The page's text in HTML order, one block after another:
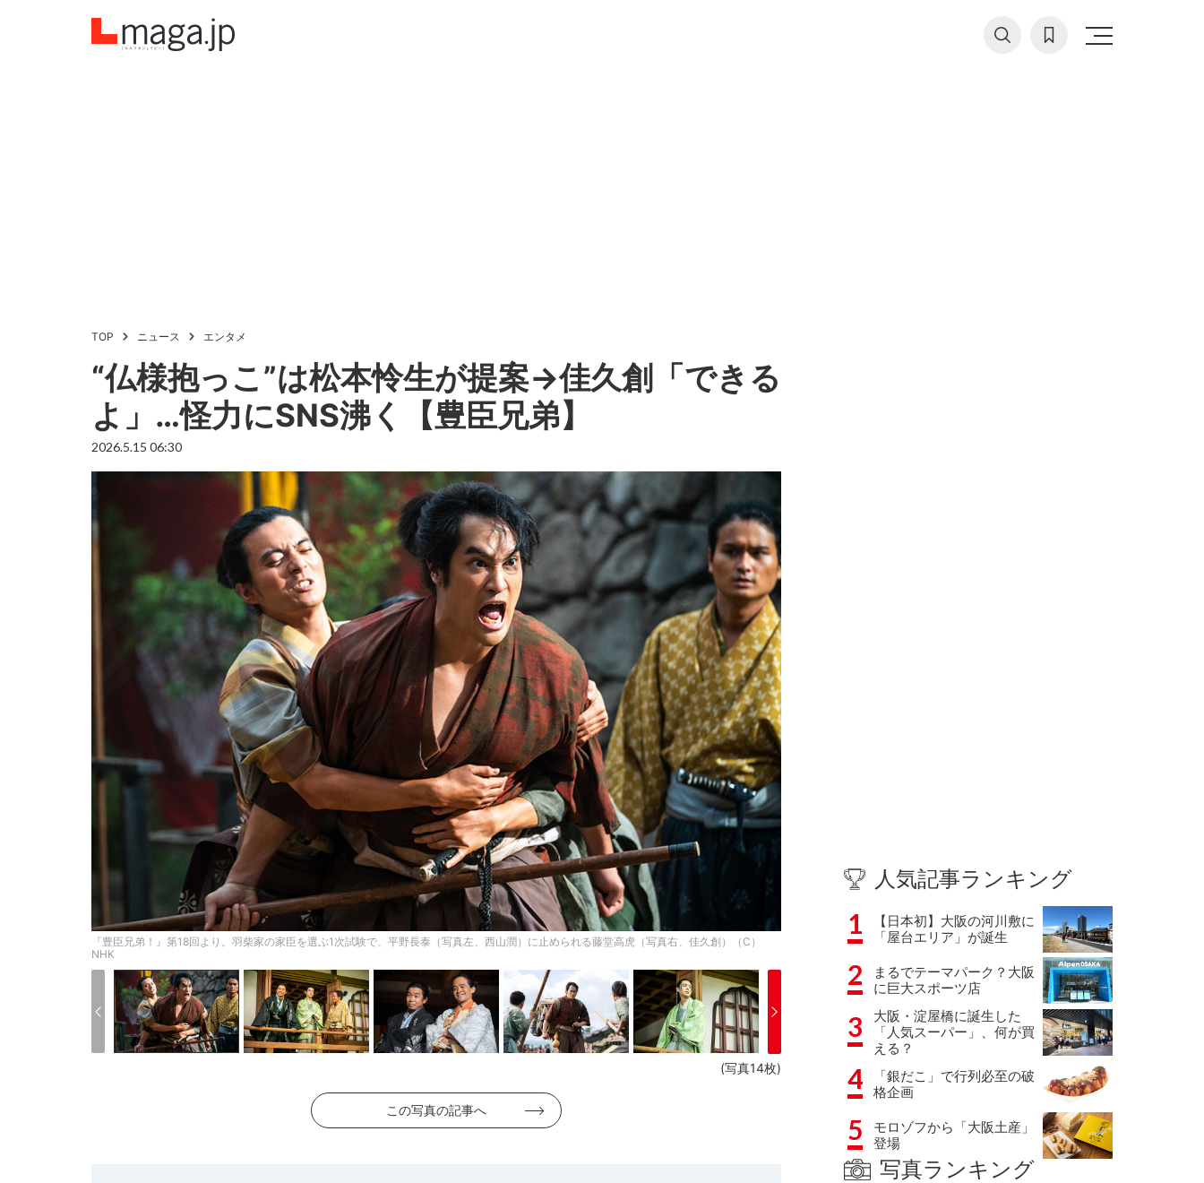
TOP ニュース エンタメ
“仏様抱っこ”は松本怜生が提案→佳久創「できる
よ」…怪力にSNS沸く【豊臣兄弟】
2026.5.15 06:30
『豊臣兄弟！』第18回より。羽柴家の家臣を選ぶ1次試験で、平野長泰（写真左、西山潤）に止められる藤堂高虎（写真右、佳久創）（C）
NHK
(写真14枚)
この写真の記事へ
人気記事ランキング
1
【日本初】大阪の河川敷に
「屋台エリア」が誕生
2
まるでテーマパーク？大阪
に巨大スポーツ店
3
大阪・淀屋橋に誕生した
「人気スーパー」、何が買
える？
4
「銀だこ」で行列必至の破
格企画
5
モロゾフから「大阪土産」
登場
写真ランキング